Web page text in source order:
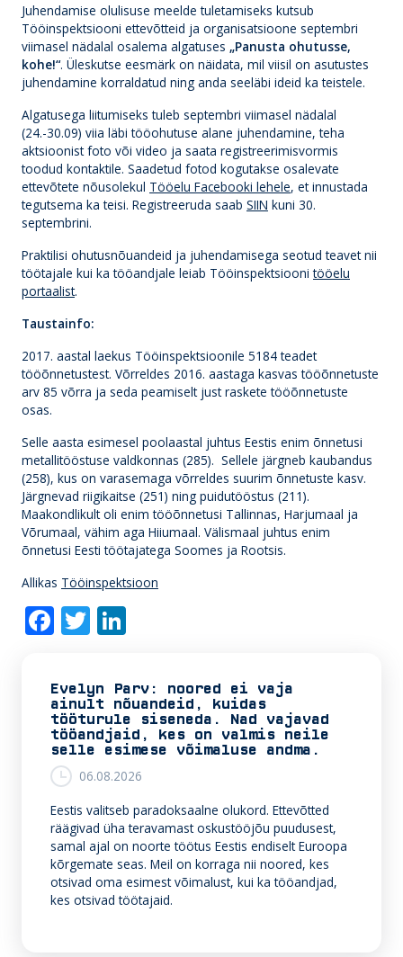
Juhendamise olulisuse meelde tuletamiseks kutsub
Tööinspektsiooni ettevõtteid ja organisatsioone septembri
viimasel nädalal osalema algatuses „Panusta ohutusse,
kohe!“. Üleskutse eesmärk on näidata, mil viisil on asutustes
juhendamine korraldatud ning anda seeläbi ideid ka teistele.
Algatusega liitumiseks tuleb septembri viimasel nädalal
(24.-30.09) viia läbi tööohutuse alane juhendamine, teha
aktsioonist foto või video ja saata registreerimisvormis
toodud kontaktile. Saadetud fotod kogutakse osalevate
ettevõtete nõusolekul Tööelu Facebooki lehele, et innustada
tegutsema ka teisi. Registreeruda saab SIIN kuni 30.
septembrini.
Praktilisi ohutusnõuandeid ja juhendamisega seotud teavet nii
töötajale kui ka tööandjale leiab Tööinspektsioonitööelu
portaalist.
Taustainfo:
2017. aastal laekus Tööinspektsioonile 5184 teadet
tööõnnetustest. Võrreldes 2016. aastaga kasvas tööõnnetuste
arv 85 võrra ja seda peamiselt just raskete tööõnnetuste
osas.
Selle aasta esimesel poolaastal juhtus Eestis enim õnnetusi
metallitööstuse valdkonnas (285). Sellele järgneb kaubandus
(258), kus on varasemaga võrreldes suurim õnnetuste kasv.
Järgnevad riigikaitse (251) ning puidutööstus (211).
Maakondlikult oli enim tööõnnetusi Tallinnas, Harjumaal ja
Võrumaal, vähim aga Hiiumaal. Välismaal juhtus enim
õnnetusi Eesti töötajatega Soomes ja Rootsis.
Allikas Tööinspektsioon
F
e
b
o
o
k
T
itt
er
k
e
dI
n
Evelyn Parv: noored ei vaja
ainult nõuandeid, kuidas
tööturule siseneda. Nad vajavad
tööandjaid, kes on valmis neile
selle esimese võimaluse andma.
06.08.2026
Eestis valitseb paradoksaalne olukord. Ettevõtted
räägivad üha teravamast oskustööjõu puudusest,
samal ajal on noorte töötus Eestis endiselt Euroopa
kõrgemate seas. Meil on korraga nii noored, kes
otsivad oma esimest võimalust, kui ka tööandjad,
kes otsivad töötajaid.